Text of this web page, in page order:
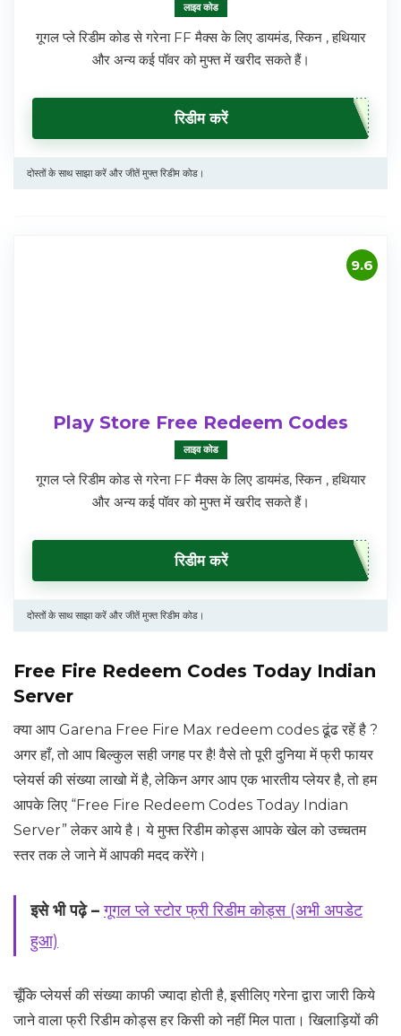
लाइव कोड
गूगल प्ले रिडीम कोड से गरेना FF मैक्स के लिए डायमंड, स्किन , हथियार
और अन्य कई पॉवर को मुफ्त में खरीद सकते हैं।
रिडीम करें
दोस्तों के साथ साझा करें और जीतें मुफ्त रिडीम कोड।
9.6
Play Store Free Redeem Codes
लाइव कोड
गूगल प्ले रिडीम कोड से गरेना FF मैक्स के लिए डायमंड, स्किन , हथियार
और अन्य कई पॉवर को मुफ्त में खरीद सकते हैं।
रिडीम करें
दोस्तों के साथ साझा करें और जीतें मुफ्त रिडीम कोड।
Free Fire Redeem Codes Today Indian
Server
क्या आप Garena Free Fire Max redeem codes ढूंढ रहें है ?
अगर हाँ, तो आप बिल्कुल सही जगह पर है! वैसे तो पूरी दुनिया में फ्री फायर
प्लेयर्स की संख्या लाखो में है, लेकिन अगर आप एक भारतीय प्लेयर है, तो हम
आपके लिए “Free Fire Redeem Codes Today Indian
Server” लेकर आये है। ये मुफ्त रिडीम कोड्स आपके खेल को उच्चतम
स्तर तक ले जाने में आपकी मदद करेंगे।
इसे भी पढ़े – गूगल प्ले स्टोर फ्री रिडीम कोड्स (अभी अपडेट
हुआ)
चूँकि प्लेयर्स की संख्या काफी ज्यादा होती है, इसीलिए गरेना द्वारा जारी किये
जाने वाला फ्री रिडीम कोड्स हर किसी को नहीं मिल पाता। खिलाड़ियों की